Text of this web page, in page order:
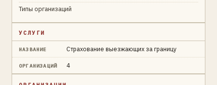
Типы организаций
УСЛУГИ
НАЗВАНИЕ Страхование выезжающих за границу
ОРГАНИЗАЦИЙ 4